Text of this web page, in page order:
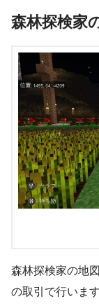
森林探検家
森林探検家の地
の取引で行います